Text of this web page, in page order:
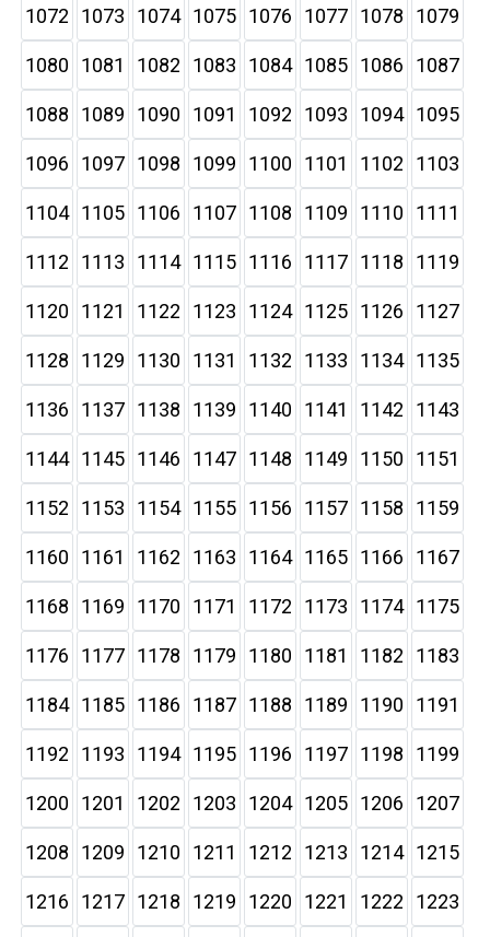
1072 1073 1074 1075 1076 1077 1078 1079
1080 1081 1082 1083 1084 1085 1086 1087
1088 1089 1090 1091 1092 1093 1094 1095
1096 1097 1098 1099 1100 1101 1102 1103
1104 1105 1106 1107 1108 1109 1110 1111
1112 1113 1114 1115 1116 1117 1118 1119
1120 1121 1122 1123 1124 1125 1126 1127
1128 1129 1130 1131 1132 1133 1134 1135
1136 1137 1138 1139 1140 1141 1142 1143
1144 1145 1146 1147 1148 1149 1150 1151
1152 1153 1154 1155 1156 1157 1158 1159
1160 1161 1162 1163 1164 1165 1166 1167
1168 1169 1170 1171 1172 1173 1174 1175
1176 1177 1178 1179 1180 1181 1182 1183
1184 1185 1186 1187 1188 1189 1190 1191
1192 1193 1194 1195 1196 1197 1198 1199
1200 1201 1202 1203 1204 1205 1206 1207
1208 1209 1210 1211 1212 1213 1214 1215
1216 1217 1218 1219 1220 1221 1222 1223